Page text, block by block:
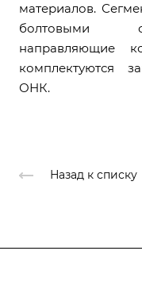
материалов.
болтовыми
направляющие
комплектуются
ОНК.
Назад к списку